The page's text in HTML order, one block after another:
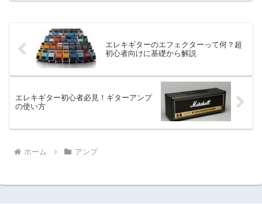
エレキギターのエフェクターって何？超
初心者向けに基礎から解説
エレキギター初心者必見！ギターアンプ
の使い方
ホーム アンプ